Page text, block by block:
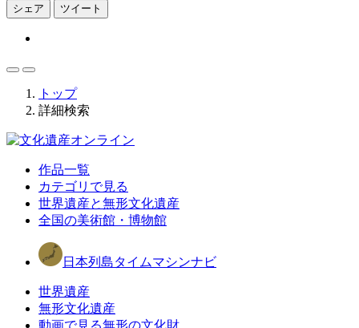
シェア ツイート
トップ
詳細検索
作品一覧
カテゴリで見る
世界遺産と無形文化遺産
全国の美術館・博物館
日本列島タイムマシンナビ
世界遺産
無形文化遺産
動画で見る無形の文化財